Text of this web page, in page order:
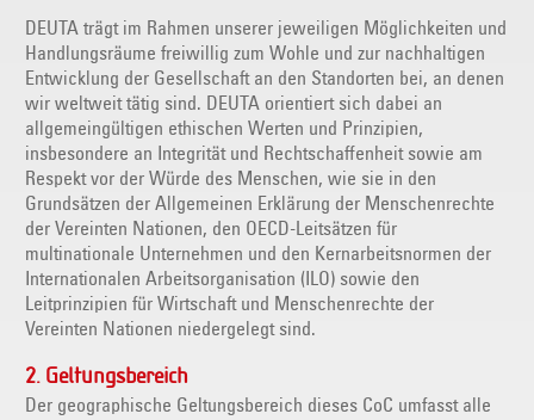
DEUTA trägt im Rahmen unserer jeweiligen Möglichkeiten und
Handlungsräume freiwillig zum Wohle und zur nachhaltigen
Entwicklung der Gesellschaft an den Standorten bei, an denen
wir weltweit tätig sind. DEUTA orientiert sich dabei an
allgemeingültigen ethischen Werten und Prinzipien,
insbesondere an Integrität und Rechtschaffenheit sowie am
Respekt vor der Würde des Menschen, wie sie in den
Grundsätzen der Allgemeinen Erklärung der Menschenrechte
der Vereinten Nationen, den OECD-Leitsätzen für
multinationale Unternehmen und den Kernarbeitsnormen der
Internationalen Arbeitsorganisation (ILO) sowie den
Leitprinzipien für Wirtschaft und Menschenrechte der
Vereinten Nationen niedergelegt sind.
2. Geltungsbereich
Der geographische Geltungsbereich dieses CoC umfasst alle